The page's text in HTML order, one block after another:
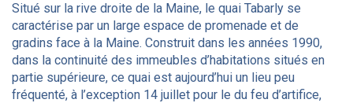
Situé sur la rive droite de la Maine, le quai Tabarly se
caractérise par un large espace de promenade et de
gradins face à la Maine. Construit dans les années 1990,
dans la continuité des immeubles d’habitations situés en
partie supérieure, ce quai est aujourd’hui un lieu peu
fréquenté, à l’exception 14 juillet pour le du feu d’artifice,